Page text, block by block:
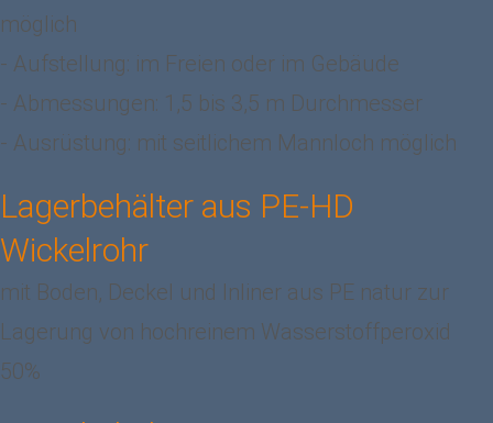
möglich
- Aufstellung: im Freien oder im Gebäude
- Abmessungen: 1,5 bis 3,5 m Durchmesser
- Ausrüstung: mit seitlichem Mannloch möglich
Lagerbehälter aus PE-HD
Wickelrohr
mit Boden, Deckel und Inliner aus PE natur zur
Lagerung von hochreinem Wasserstoffperoxid
50%